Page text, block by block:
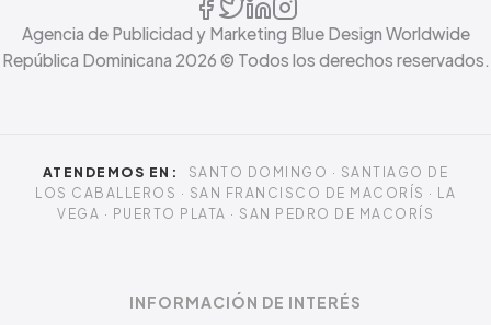
Agencia de Publicidad y Marketing Blue Design Worldwide
República Dominicana 2026 © Todos los derechos reservados.
ATENDEMOS EN:
SANTO DOMINGO · SANTIAGO DE
LOS CABALLEROS · SAN FRANCISCO DE MACORÍS · LA
VEGA · PUERTO PLATA · SAN PEDRO DE MACORÍS
INFORMACIÓN DE INTERÉS